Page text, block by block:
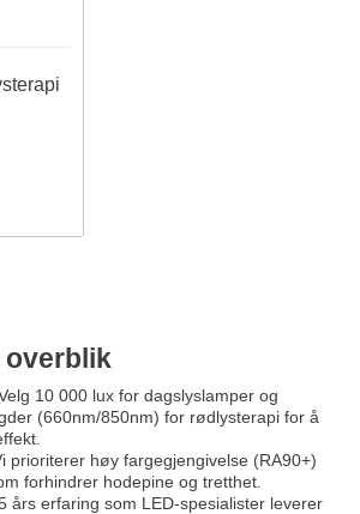
overblik
10 000 lux for dagslyslamper og
(660nm/850nm) for rødlysterapi for å
prioriterer høy fargegjengivelse (RA90+)
forhindrer hodepine og tretthet.
års erfaring som LED-spesialister leverer